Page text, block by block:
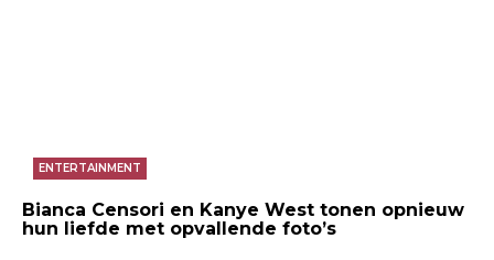
ENTERTAINMENT
Bianca Censori en Kanye West tonen opnieuw
hun liefde met opvallende foto’s